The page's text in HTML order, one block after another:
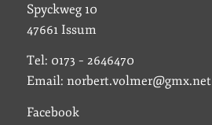
Spyckweg 10
47661 Issum
Tel: 0173 – 2646470
Email: norbert.volmer@gmx.net
Facebook